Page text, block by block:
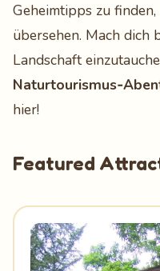
Geheimtipps zu
übersehen. Mach dich
Landschaft
hier!
Featured